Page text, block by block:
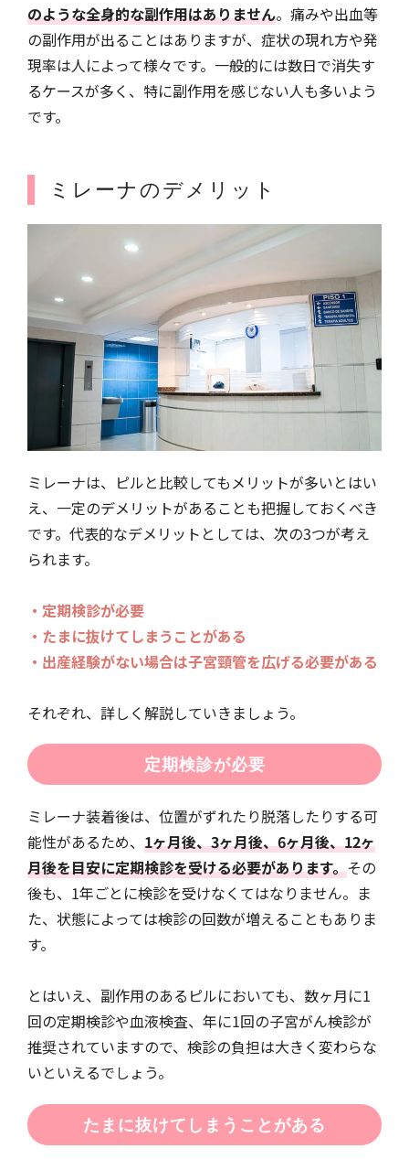
のような全身的な副作用はありません。痛みや出血等
の副作用が出ることはありますが、症状の現れ方や発
現率は人によって様々です。一般的には数日で消失す
るケースが多く、特に副作用を感じない人も多いよう
です。
ミレーナのデメリット
ミレーナは、ピルと比較してもメリットが多いとはい
え、一定のデメリットがあることも把握しておくべき
です。代表的なデメリットとしては、次の3つが考え
られます。
・定期検診が必要
・たまに抜けてしまうことがある
・出産経験がない場合は子宮頸管を広げる必要がある
それぞれ、詳しく解説していきましょう。
定期検診が必要
ミレーナ装着後は、位置がずれたり脱落したりする可
能性があるため、 1ヶ月後、3ヶ月後、6ヶ月後、12ヶ
月後を目安に定期検診を受ける必要があります。その
後も、1年ごとに検診を受けなくてはなりません。ま
た、状態によっては検診の回数が増えることもありま
す。
とはいえ、副作用のあるピルにおいても、数ヶ月に1
回の定期検診や血液検査、年に1回の子宮がん検診が
推奨されていますので、検診の負担は大きく変わらな
いといえるでしょう。
たまに抜けてしまうことがある